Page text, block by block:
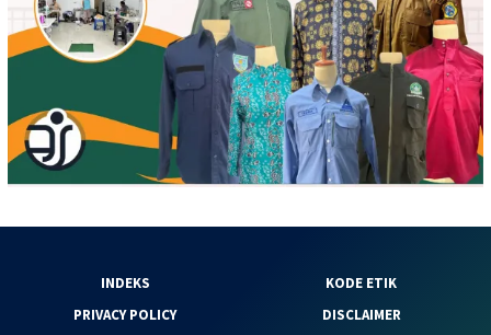
INDEKS
KODE ETIK
PRIVACY POLICY
DISCLAIMER